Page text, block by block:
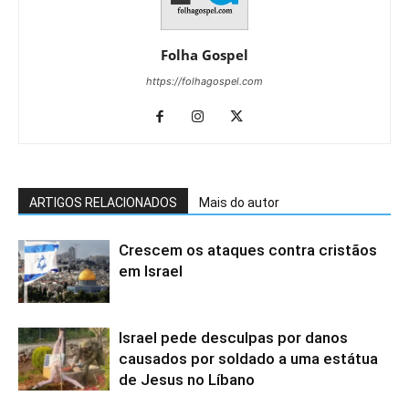
Folha Gospel
https://folhagospel.com
ARTIGOS RELACIONADOS Mais do autor
Crescem os ataques contra cristãos
em Israel
Israel pede desculpas por danos
causados ​​por soldado a uma estátua
de Jesus no Líbano